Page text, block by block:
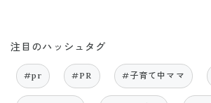
注目のハッシュタグ
#pr #PR #子育て中ママ